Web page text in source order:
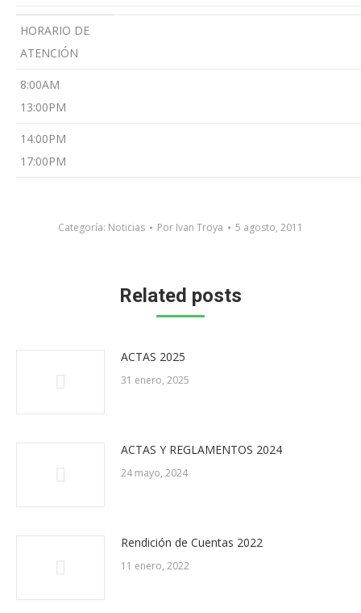
HORARIO DE
ATENCIÓN
8:00AM
13:00PM
14:00PM
17:00PM
Categoría: Noticias Por Ivan Troya 5 agosto, 2011
Related posts
ACTAS 2025
31 enero, 2025
ACTAS Y REGLAMENTOS 2024
24 mayo, 2024
Rendición de Cuentas 2022
11 enero, 2022